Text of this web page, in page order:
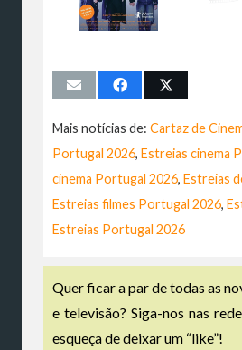
Mais notícias de: Cartaz de
Portugal 2026, Estreias cinema
cinema Portugal 2026, Estreias
Estreias filmes Portugal 2026,
Estreias Portugal 2026
Quer ficar a par de todas as
e televisão? Siga-nos nas
esqueça de deixar um “like”!